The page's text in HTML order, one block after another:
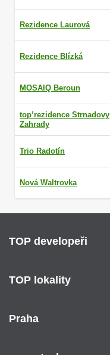
Rezidence Laurová
Rezidence Blízká
MOSAIQ Beroun
top’rezidence Strnadovy
Zahrady
Trio Radotín
Nová Waltrovka
TOP developeři
TOP lokality
Praha